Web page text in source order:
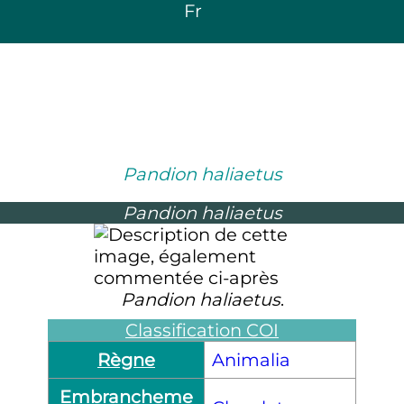
Fr
Pandion haliaetus
Pandion haliaetus
Pandion haliaetus.
Classification COI
Règne
Animalia
Embrancheme